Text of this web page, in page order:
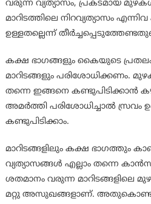
വരുന്ന വ്യത്യാസം, പ്രകടമായ
മാറിടത്തിലെ നിറവ്യത്യാസം
ഉള്ളതല്ലെന്ന്
കക്ഷ ഭാഗങ്ങളും കൈയുടെ
മാറിടങ്ങളും പരിശോധിക്കണം.
തന്നെ ഇങ്ങനെ കണ്ടുപിടിക്കാന്‍
അമര്‍ത്തി പരിശോധിച്ചാല്‍ സ്രവം
കണ്ടുപിടിക്കാം.
മാറിടങ്ങളിലും കക്ഷ ഭാഗത്തും
വ്യത്യാസങ്ങള്‍ എല്ലാം തന്നെ
ശതമാനം വരുന്ന മാറിടങ്ങളിലെ
മറ്റു അസുഖങ്ങളാണ്. അതുകൊണ്ടു